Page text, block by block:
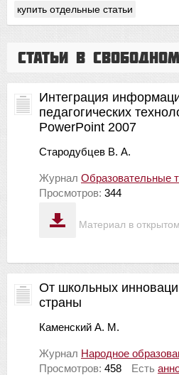
купить отдельные статьи
Статьи в
Материал в
Интеграция
педагогических
PowerPoint 2007
Стародубцев В. А.
Журнал Образовательные
Просмотров: 344
От школьных
страны
Каменский А. М.
Журнал Народное
Просмотров: 458 Есть